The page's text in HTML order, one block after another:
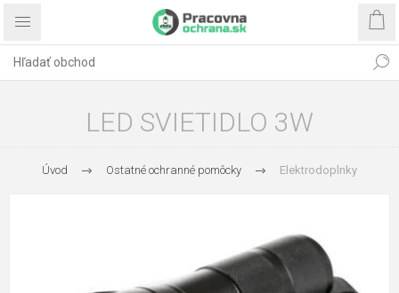
LED SVIETIDLO 3W
Úvod Ostatné ochranné pomôcky Elektrodoplnky